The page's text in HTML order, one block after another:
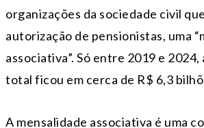
organizações da sociedade civil
autorização de pensionistas, uma
associativa”. Só entre 2019 e
total ficou em cerca de R$ 6,3
A mensalidade associativa é uma